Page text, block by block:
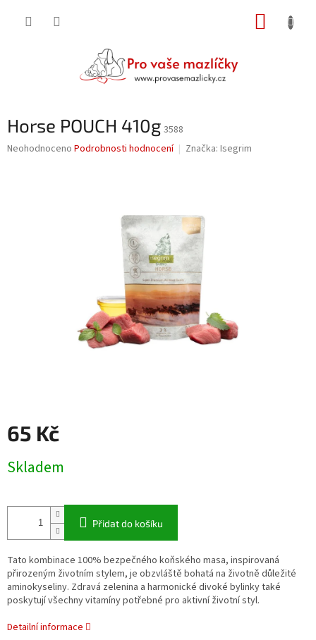
Horse POUCH 410g 3588
Průměrné
Neohodnoceno Podrobnosti hodnocení Značka: Isegrim
65 Kč
cena:
Skladem
Přidat do košíku
Tato kombinace 100% bezpečného koňského masa, inspirovaná
přirozeným životním stylem, je obzvláště bohatá na životně důležité
aminokyseliny. Zdravá zelenina a harmonické divoké bylinky také
poskytují všechny vitamíny potřebné pro aktivní životní styl.
Detailní informace